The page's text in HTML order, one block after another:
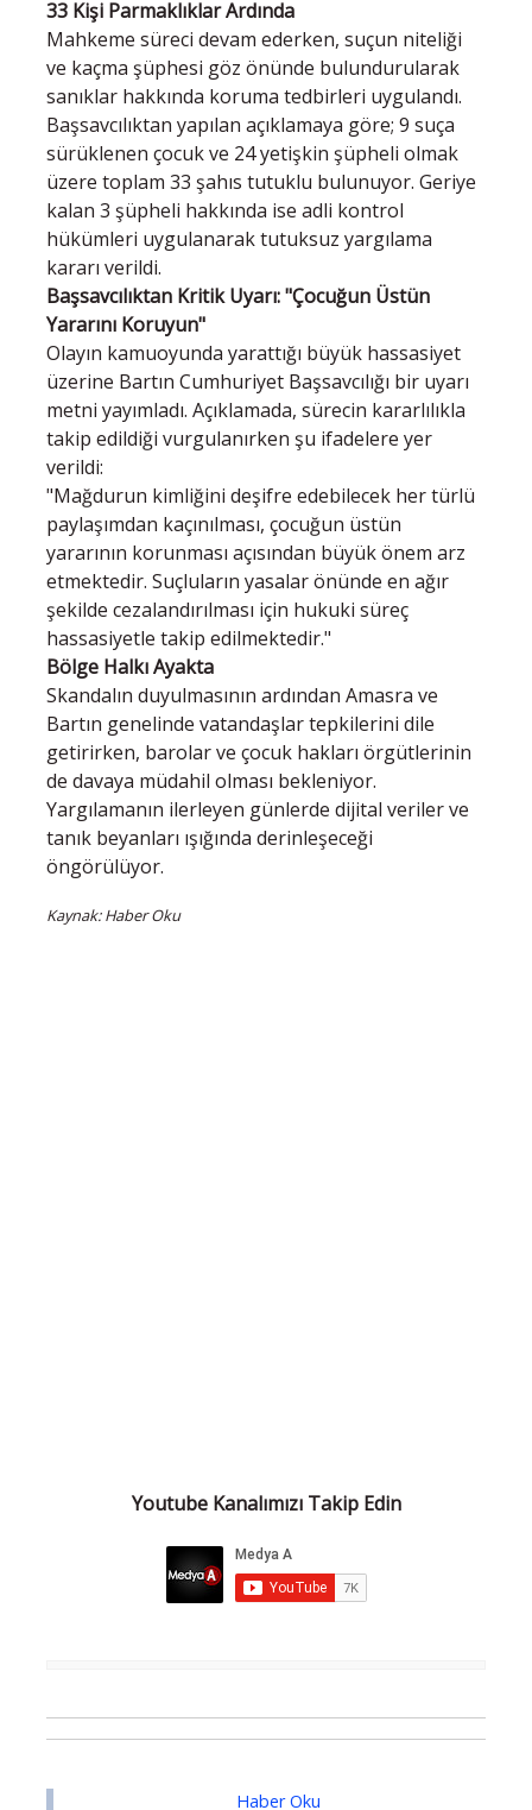
33 Kişi Parmaklıklar Ardında
Mahkeme süreci devam ederken, suçun niteliği
ve kaçma şüphesi göz önünde bulundurularak
sanıklar hakkında koruma tedbirleri uygulandı.
Başsavcılıktan yapılan açıklamaya göre; 9 suça
sürüklenen çocuk ve 24 yetişkin şüpheli olmak
üzere toplam 33 şahıs tutuklu bulunuyor. Geriye
kalan 3 şüpheli hakkında ise adli kontrol
hükümleri uygulanarak tutuksuz yargılama
kararı verildi.
Başsavcılıktan Kritik Uyarı: "Çocuğun Üstün
Yararını Koruyun"
Olayın kamuoyunda yarattığı büyük hassasiyet
üzerine Bartın Cumhuriyet Başsavcılığı bir uyarı
metni yayımladı. Açıklamada, sürecin kararlılıkla
takip edildiği vurgulanırken şu ifadelere yer
verildi:
"Mağdurun kimliğini deşifre edebilecek her türlü
paylaşımdan kaçınılması, çocuğun üstün
yararının korunması açısından büyük önem arz
etmektedir. Suçluların yasalar önünde en ağır
şekilde cezalandırılması için hukuki süreç
hassasiyetle takip edilmektedir."
Bölge Halkı Ayakta
Skandalın duyulmasının ardından Amasra ve
Bartın genelinde vatandaşlar tepkilerini dile
getirirken, barolar ve çocuk hakları örgütlerinin
de davaya müdahil olması bekleniyor.
Yargılamanın ilerleyen günlerde dijital veriler ve
tanık beyanları ışığında derinleşeceği
öngörülüyor.
Kaynak: Haber Oku
Youtube Kanalımızı Takip Edin
Haber Oku